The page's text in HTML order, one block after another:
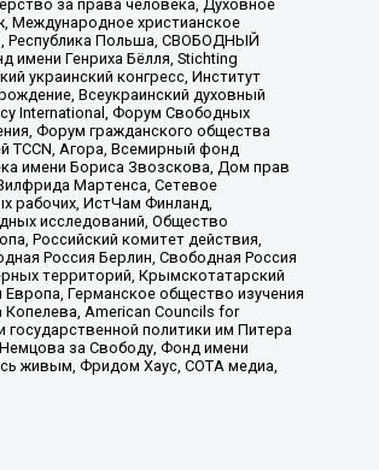
за права человека, Духовное
Международное христианское
Республика Польша, СВОБОДНЫЙ
Генриха Бёлля, Stichting
украинский конгресс, Институт
Всеукраинский духовный
International, Форум Свободных
Форум гражданского общества
TCCN, Агора, Всемирный фонд
имени Бориса Звозскова, Дом прав
Мартенса, Сетевое
рабочих, ИстЧам Финланд,
исследований, Общество
Российский комитет действия,
Россия Берлин, Свободная Россия
территорий, Крымскотатарский
Германское общество изучения
American Councils for
политики им Питера
за Свободу, Фонд имени
живым, Фридом Хаус, СОТА медиа,